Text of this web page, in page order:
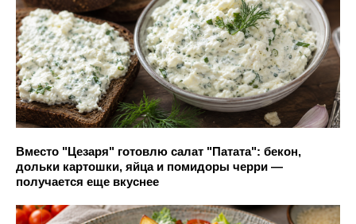
Вместо "Цезаря" готовлю салат "Патата": бекон,
дольки картошки, яйца и помидоры черри —
получается еще вкуснее